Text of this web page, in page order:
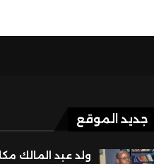
جديد الموقع
ولد عبد المالك